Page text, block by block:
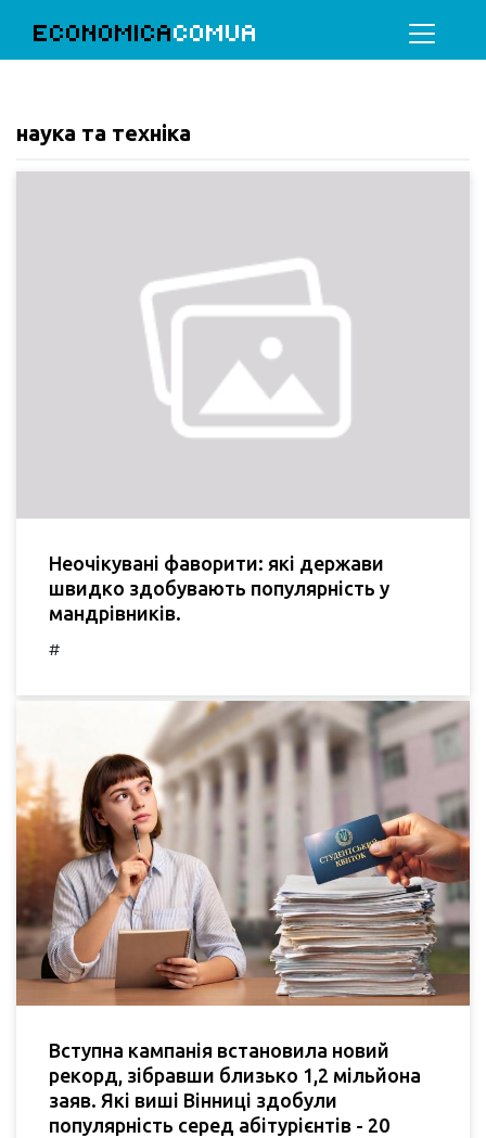
ECONOMICACOMUA
наука та техніка
Неочікувані фаворити: які держави
швидко здобувають популярність у
мандрівників.
#
Вступна кампанія встановила новий
рекорд, зібравши близько 1,2 мільйона
заяв. Які виші Вінниці здобули
популярність серед абітурієнтів - 20